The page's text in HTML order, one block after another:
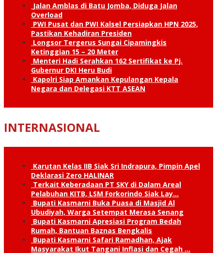
Jalan Amblas di Batu Jomba, Diduga Jalan
Overload
PWI Pusat dan PWI Kalsel Persiapkan HPN 2025,
Pastikan Kehadiran Presiden
Longsor Tergerus Sungai Cipamingkis
Ketinggian 15 – 20 Meter
Menteri Hadi Serahkan 162 Sertifikat ke Pj.
Gubernur DKI Heru Budi
Kapolri Siap Amankan Kepulangan Kepala
Negara dan Delegasi KTT ASEAN
INTERNASIONAL
Karutan Kelas IIB Siak Sri Indrapura, Pimpin Apel
Deklarasi Zero HALINAR
Terkait Keberadaan PT SKY di Dalam Areal
Pelabuhan KITB, LSM Forkorindo Siak Lay…
Bupati Kasmarni Buka Puasa di Masjid Al
Ubudiyah, Warga Setempat Merasa Senang
Bupati Kasmarni Apresiasi Program Bedah
Rumah, Bantuan Baznas Bengkalis
Bupati Kasmarni Safari Ramadhan, Ajak
Masyarakat Ikut Tangani Inflasi dan Cegah …